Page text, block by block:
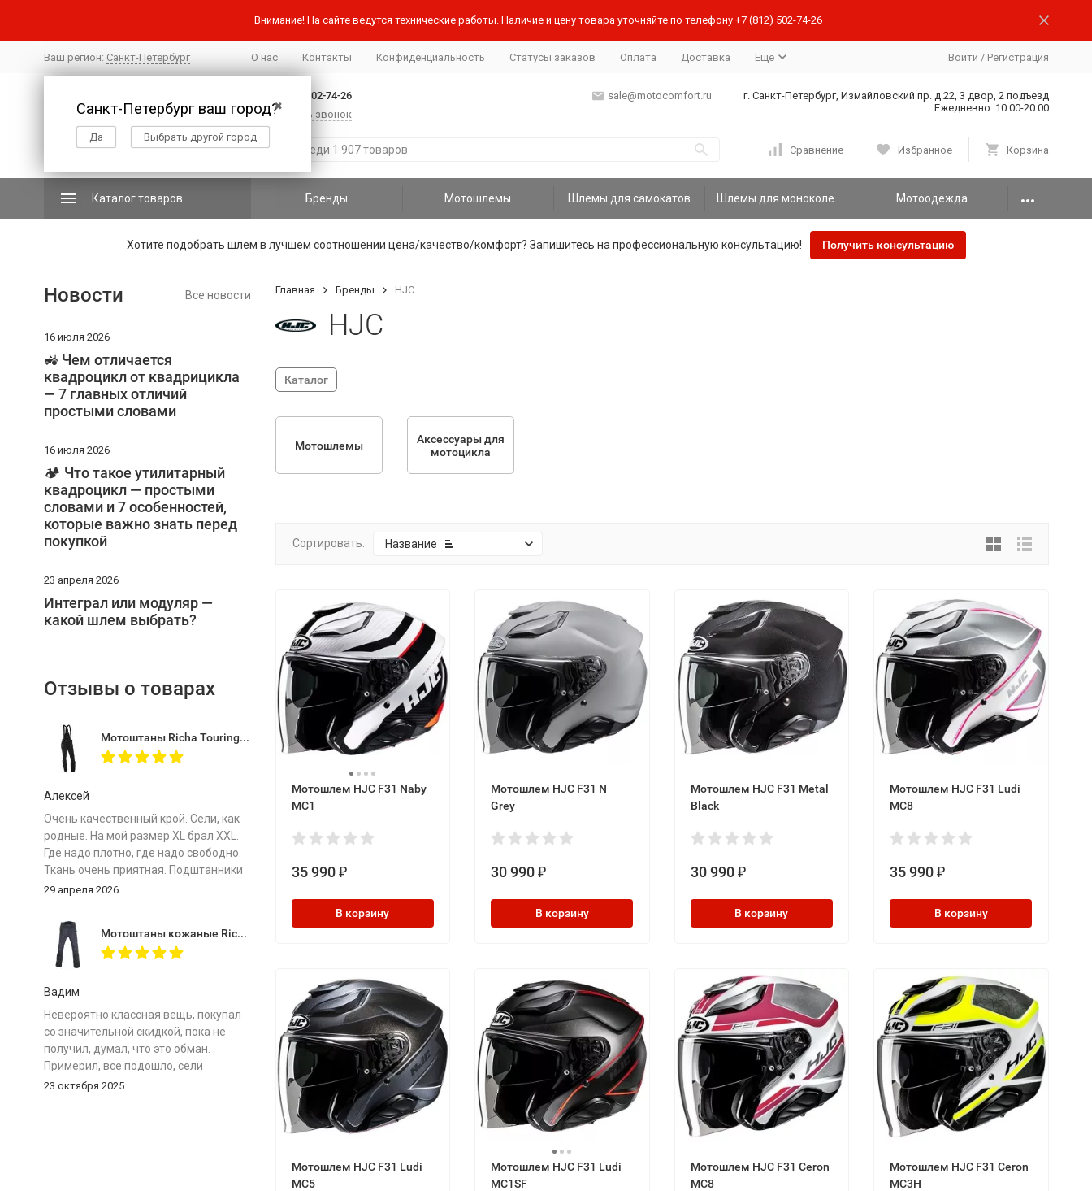
Внимание! На сайте ведутся технические работы. Наличие и цену товара уточняйте по телефону +7 (812) 502-74-26
Ваш регион: Санкт-Петербург
✖
Санкт-Петербург ваш город?
Да Выбрать другой город
О нас Контакты Конфиденциальность Статусы заказов Оплата Доставка Ещё Войти / Регистрация
+7 (812) 502-74-26
Заказать звонок
sale@motocomfort.ru
г. Санкт-Петербург, Измайловский пр. д.22, 3 двор, 2 подъезд
Ежедневно: 10:00-20:00
Сравнение Избранное Корзина
Каталог товаров Бренды Мотошлемы Шлемы для самокатов Мотоодежда
Хотите подобрать шлем в лучшем соотношении цена/качество/комфорт? Запишитесь на профессиональную консультацию! Получить консультацию
Главная Бренды HJC
HJC
Каталог
Мотошлемы
Аксессуары для
мотоцикла
Сортировать: Название
Мотошлем HJC F31 Naby
MC1
35 990 ₽
В корзину
Мотошлем HJC F31 N
Grey
30 990 ₽
В корзину
Мотошлем HJC F31 Metal
Black
30 990 ₽
В корзину
Мотошлем HJC F31 Ludi
MC8
35 990 ₽
В корзину
Мотошлем HJC F31 Ludi
MC5
Мотошлем HJC F31 Ludi
MC1SF
Мотошлем HJC F31 Ceron
MC8
Мотошлем HJC F31 Ceron
MC3H
Новости Все новости
16 июля 2026
🚜 Чем отличается
квадроцикл от квадрицикла
— 7 главных отличий
простыми словами
16 июля 2026
🏕️ Что такое утилитарный
квадроцикл — простыми
словами и 7 особенностей,
которые важно знать перед
покупкой
23 апреля 2026
Интеграл или модуляр —
какой шлем выбрать?
Отзывы о товарах
Мотоштаны Richa Touring C-Change Trousers Men Black
Алексей
Очень качественный крой. Сели, как
родные. На мой размер ХL брал XXL.
Где надо плотно, где надо свободно.
Ткань очень приятная. Подштанники
особенно комфортные. Важно -
Сравниваю с отечественными
топовыми штанами одного бренда и
рыдаю... Почему у меня не было таких
в моем путешествии на Байкал.
Огромное спасибо магазину за
29 апреля 2026
Мотоштаны кожаные Richa Vintage Black
Вадим
Невероятно классная вещь, покупал
со значительной скидкой, пока не
получил, думал, что это обман.
Примерил, все подошло, сели
идеально. Они сероватого цвета, не
23 октября 2025